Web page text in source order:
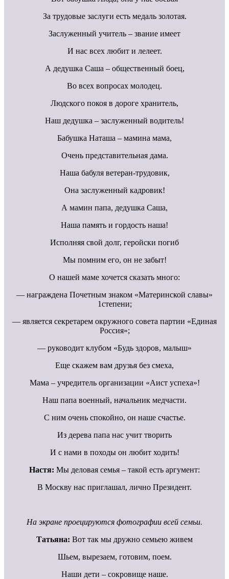
За трудовые заслуги есть медаль золотая.
Заслуженный учитель – звание имеет
И нас всех любит и лелеет.
А дедушка Саша – общественный боец,
Во всех вопросах молодец.
Людского покоя в дороге хранитель,
Наш дедушка – заслуженный водитель!
Бабушка Наташа – мамина мама,
Очень представительная дама.
Наша бабуля ветеран-трудовик,
Она заслуженный кадровик!
А мамин папа, дедушка Саша,
Наша память и гордость наша!
Исполняя свой долг, геройски погиб
Мы помним его, он не забыт!
О нашей маме хочется сказать много:
— награждена Почетным знаком «Материнской славы»
1степени;
— является секретарем окружного совета партии «Единая
Россия»;
— руководит клубом «Будь здоров, малыш»
Еще скажем вам друзья без смеха,
Мама – учредитель организации «Аист успеха»!
Наш папа военный, начальник медчасти.
С ним очень спокойно, он наше счастье.
Из дерева папа нас учит творить
И с нами в походы он любит ходить!
Настя: Мы деловая семья – такой есть аргумент:
В Москву нас приглашал, лично Президент.
На экране проецируются фотографии всей семьи.
Татьяна: Вот так мы дружно семьею живем
Шьем, вырезаем, готовим, поем.
Наши дети – сокровище наше.